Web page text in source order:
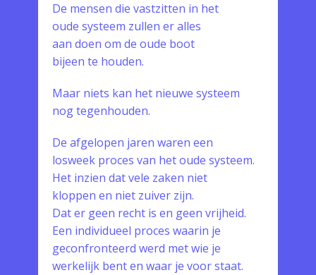
De mensen die vastzitten in het
oude systeem zullen er alles
aan doen om de oude boot
bijeen te houden.
Maar niets kan het nieuwe systeem
nog tegenhouden.
De afgelopen jaren waren een
losweek proces van het oude systeem.
Het inzien dat vele zaken niet
kloppen en niet zuiver zijn.
Dat er geen recht is en geen vrijheid.
Een individueel proces waarin je
geconfronteerd werd met wie je
werkelijk bent en waar je voor staat.